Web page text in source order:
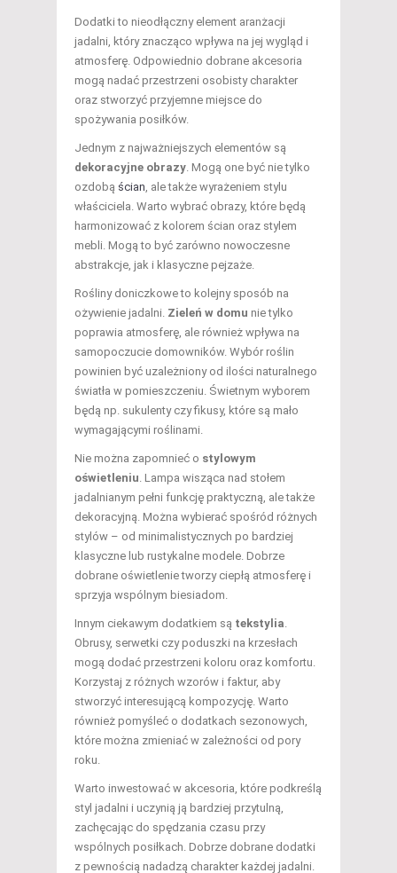
Dodatki to nieodłączny element aranżacji
jadalni, który znacząco wpływa na jej wygląd i
atmosferę. Odpowiednio dobrane akcesoria
mogą nadać przestrzeni osobisty charakter
oraz stworzyć przyjemne miejsce do
spożywania posiłków.
Jednym z najważniejszych elementów są
dekoracyjne obrazy. Mogą one być nie tylko
ozdobą ścian, ale także wyrażeniem stylu
właściciela. Warto wybrać obrazy, które będą
harmonizować z kolorem ścian oraz stylem
mebli. Mogą to być zarówno nowoczesne
abstrakcje, jak i klasyczne pejzaże.
Rośliny doniczkowe to kolejny sposób na
ożywienie jadalni. Zieleń w domu nie tylko
poprawia atmosferę, ale również wpływa na
samopoczucie domowników. Wybór roślin
powinien być uzależniony od ilości naturalnego
światła w pomieszczeniu. Świetnym wyborem
będą np. sukulenty czy fikusy, które są mało
wymagającymi roślinami.
Nie można zapomnieć o stylowym
oświetleniu. Lampa wisząca nad stołem
jadalnianym pełni funkcję praktyczną, ale także
dekoracyjną. Można wybierać spośród różnych
stylów – od minimalistycznych po bardziej
klasyczne lub rustykalne modele. Dobrze
dobrane oświetlenie tworzy ciepłą atmosferę i
sprzyja wspólnym biesiadom.
Innym ciekawym dodatkiem są tekstylia.
Obrusy, serwetki czy poduszki na krzesłach
mogą dodać przestrzeni koloru oraz komfortu.
Korzystaj z różnych wzorów i faktur, aby
stworzyć interesującą kompozycję. Warto
również pomyśleć o dodatkach sezonowych,
które można zmieniać w zależności od pory
roku.
Warto inwestować w akcesoria, które podkreślą
styl jadalni i uczynią ją bardziej przytulną,
zachęcając do spędzania czasu przy
wspólnych posiłkach. Dobrze dobrane dodatki
z pewnością nadadzą charakter każdej jadalni.